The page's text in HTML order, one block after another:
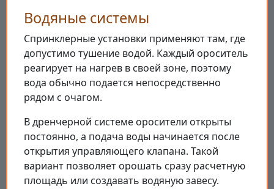
Водяные системы
Спринклерные установки применяют там, где
допустимо тушение водой. Каждый ороситель
реагирует на нагрев в своей зоне, поэтому
вода обычно подается непосредственно
рядом с очагом.
В дренчерной системе оросители открыты
постоянно, а подача воды начинается после
открытия управляющего клапана. Такой
вариант позволяет орошать сразу расчетную
площадь или создавать водяную завесу.